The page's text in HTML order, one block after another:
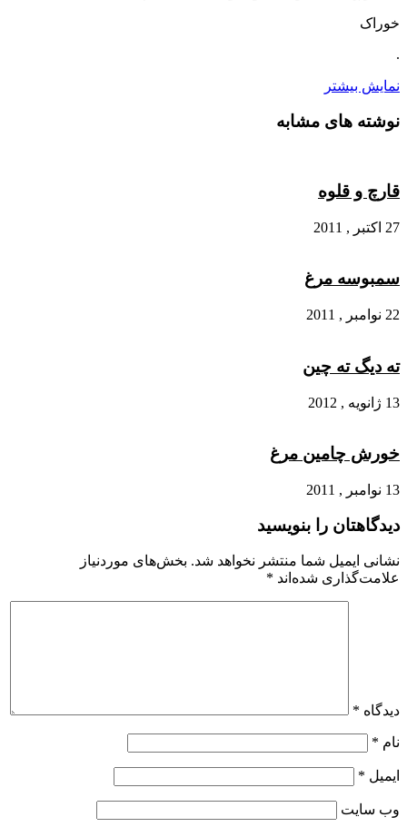
خوراک
.
نمایش بیشتر
نوشته های مشابه
قارچ و قلوه
27 اکتبر , 2011
سمبوسه مرغ
22 نوامبر , 2011
ته دیگ ته چین
13 ژانویه , 2012
خورش چامین مرغ
13 نوامبر , 2011
دیدگاهتان را بنویسید
نشانی ایمیل شما منتشر نخواهد شد. بخش‌های موردنیاز
علامت‌گذاری شده‌اند *
دیدگاه *
نام *
ایمیل *
وب‌ سایت